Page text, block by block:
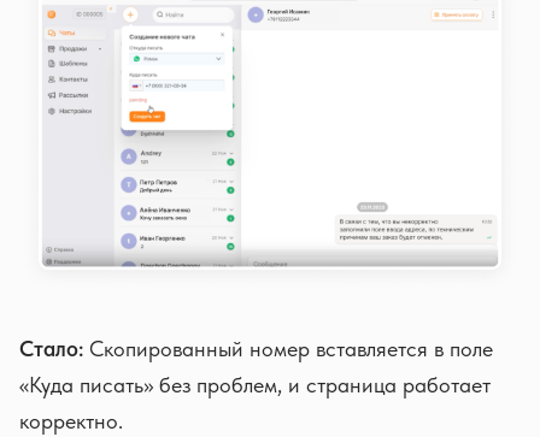
Стало: Скопированный номер вставляется в поле
«Куда писать» без проблем, и страница работает
корректно.